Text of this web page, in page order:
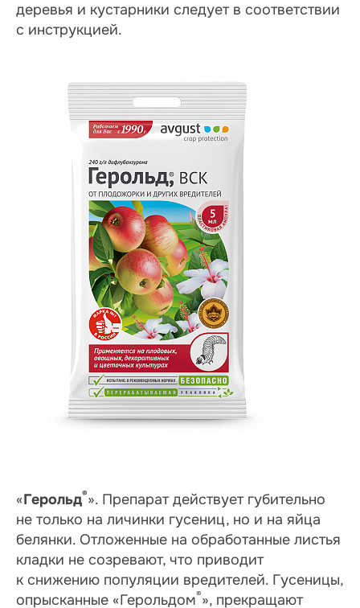
деревья и кустарники следует в соответствии
с инструкцией.
«Герольд®». Препарат действует губительно
не только на личинки гусениц, но и на яйца
белянки. Отложенные на обработанные листья
кладки не созревают, что приводит
к снижению популяции вредителей. Гусеницы,
опрысканные «Герольдом®», прекращают